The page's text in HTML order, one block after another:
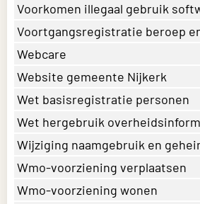
Voorkomen illegaal gebruik
Voortgangsregistratie beroep
Webcare
Website gemeente Nijkerk
Wet basisregistratie personen
Wet hergebruik
Wijziging naamgebruik en
Wmo-voorziening verplaatsen
Wmo-voorziening wonen